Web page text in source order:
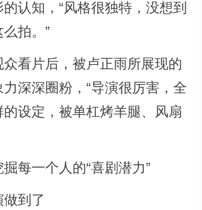
认知，“风格很独特，没想到
拍。”
看片后，被卢正雨所展现的
深深圈粉，“导演很厉害，全
设定，被单杠烤羊腿、风扇
一个人的“喜剧潜力”
到了